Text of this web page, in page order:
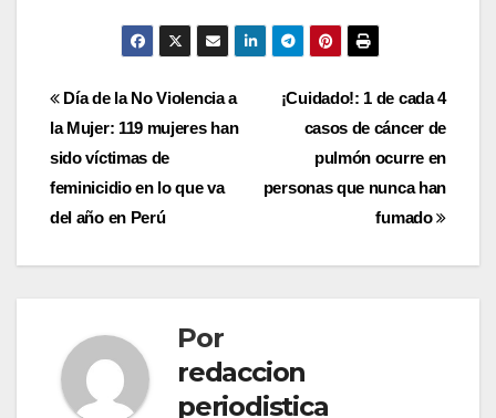
Navegación
de
entradas
¡Cuidado!: 1 de cada 4
casos de cáncer de
pulmón ocurre en
personas que nunca han
fumado
Día de la No Violencia a
la Mujer: 119 mujeres han
sido víctimas de
feminicidio en lo que va
del año en Perú
Por
redaccion
periodistica